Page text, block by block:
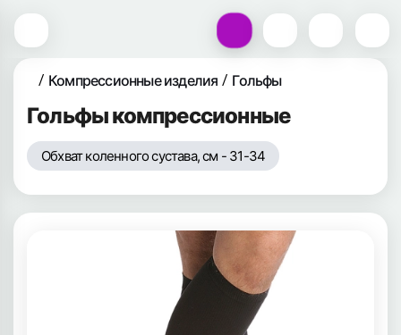
Компрессионные изделия Гольфы
Гольфы компрессионные
Обхват коленного сустава, см - 31-34